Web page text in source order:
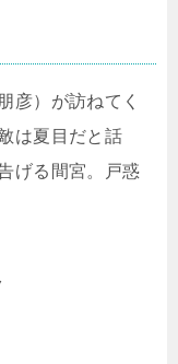
彦）が訪ねてく
は夏目だと話
げる間宮。戸惑